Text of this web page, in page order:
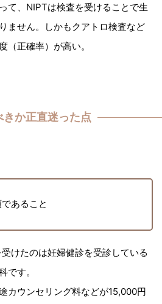
て、NIPTは検査を受けることで生
ません。しかもクアトロ検査など
（正確率）が高い。
きか正直迷った点
あること
けたのは妊婦健診を受診している
です。
カウンセリング料などが15,000円